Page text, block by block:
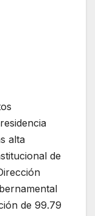
alta
de
de 99.79